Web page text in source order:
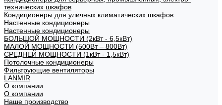
технических шкафов
Кондиционеры для уличных климатических шкафов
Настенные кондиционеры
Настенные кондиционеры
БОЛЬШОЙ МОЩНОСТИ (2кВт - 6,5кВт)
МАЛОЙ МОЩНОСТИ (500Вт – 800Вт)
СРЕДНЕЙ МОЩНОСТИ (1кВт - 1,5кВт)
Потолочные кондиционеры
Фильтрующие вентиляторы
LANMIR
О компании
О компании
Наше производство